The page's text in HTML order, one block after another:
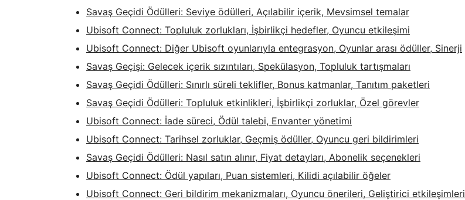
Savaş Geçidi Ödülleri: Seviye ödülleri, Açılabilir içerik, Mevsimsel temalar
Ubisoft Connect: Topluluk zorlukları, İşbirlikçi hedefler, Oyuncu etkileşimi
Ubisoft Connect: Diğer Ubisoft oyunlarıyla entegrasyon, Oyunlar arası ödüller, Sinerji
Savaş Geçişi: Gelecek içerik sızıntıları, Spekülasyon, Topluluk tartışmaları
Savaş Geçidi Ödülleri: Sınırlı süreli teklifler, Bonus katmanlar, Tanıtım paketleri
Savaş Geçidi Ödülleri: Topluluk etkinlikleri, İşbirlikçi zorluklar, Özel görevler
Ubisoft Connect: İade süreci, Ödül talebi, Envanter yönetimi
Ubisoft Connect: Tarihsel zorluklar, Geçmiş ödüller, Oyuncu geri bildirimleri
Savaş Geçidi Ödülleri: Nasıl satın alınır, Fiyat detayları, Abonelik seçenekleri
Ubisoft Connect: Ödül yapıları, Puan sistemleri, Kilidi açılabilir öğeler
Ubisoft Connect: Geri bildirim mekanizmaları, Oyuncu önerileri, Geliştirici etkileşimleri